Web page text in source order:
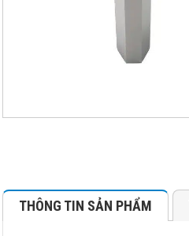
THÔNG TIN SẢN PHẨM